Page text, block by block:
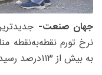
جهان صنعت-
نرخ تورم نقطه‌به‌نقطه
به بیش از ۱۱۳‌درصد رسیده است.